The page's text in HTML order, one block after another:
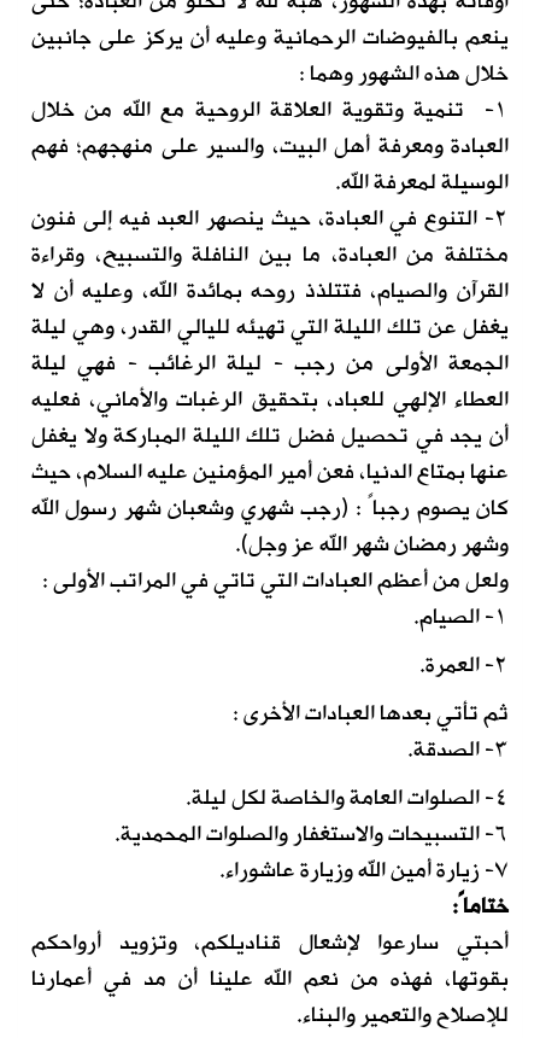
ينعم بالفيوضات الرحمانية وعليه أن يركز على جانبين
خلال هذه الشهور وهما :
١- تنمية وتقوية العلاقة الروحية مع الله من خلال
العبادة ومعرفة أهل البيت، والسير على منهجهم؛ فهم
الوسيلة لمعرفة الله.
٢- التنوع في العبادة، حيث ينصهر العبد فيه إلى فنون
مختلفة من العبادة، ما بين النافلة والتسبيح، وقراءة
القرآن والصيام، فتتلذذ روحه بمائدة الله، وعليه أن لا
يغفل عن تلك الليلة التي تهيئه لليالي القدر، وهي ليلة
الجمعة الأولى من رجب - ليلة الرغائب - فهي ليلة
العطاء الإلهي للعباد، بتحقيق الرغبات والأماني، فعليه
أن يجد في تحصيل فضل تلك الليلة المباركة ولا يغفل
عنها بمتاع الدنيا، فعن أمير المؤمنين عليه السلام، حيث
كان يصوم رجباً : (رجب شهري وشعبان شهر رسول الله
وشهر رمضان شهر الله عز وجل).
ولعل من أعظم العبادات التي تاتي في المراتب الأولى :
١- الصيام.
٢- العمرة.
ثم تأتي بعدها العبادات الأخرى :
٣- الصدقة.
٤- الصلوات العامة والخاصة لكل ليلة.
٦- التسبيحات والاستغفار والصلوات المحمدية.
٧- زيارة أمين الله وزيارة عاشوراء.
ختاماً:
أحبتي سارعوا لإشعال قناديلكم، وتزويد أرواحكم
بقوتها، فهذه من نعم الله علينا أن مد في أعمارنا
للإصلاح والتعمير والبناء.